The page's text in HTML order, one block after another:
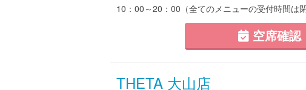
10：00～20：00（全てのメニューの受付時間は
空席確認
THETA 大山店